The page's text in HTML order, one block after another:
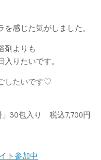
感じた気がしました。
剤よりも
りたいです。
したいです♡
」30包入り 税込7,700円
ト参加中